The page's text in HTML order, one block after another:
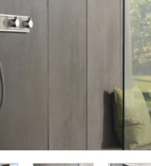
Виробник:
Колекція:
00